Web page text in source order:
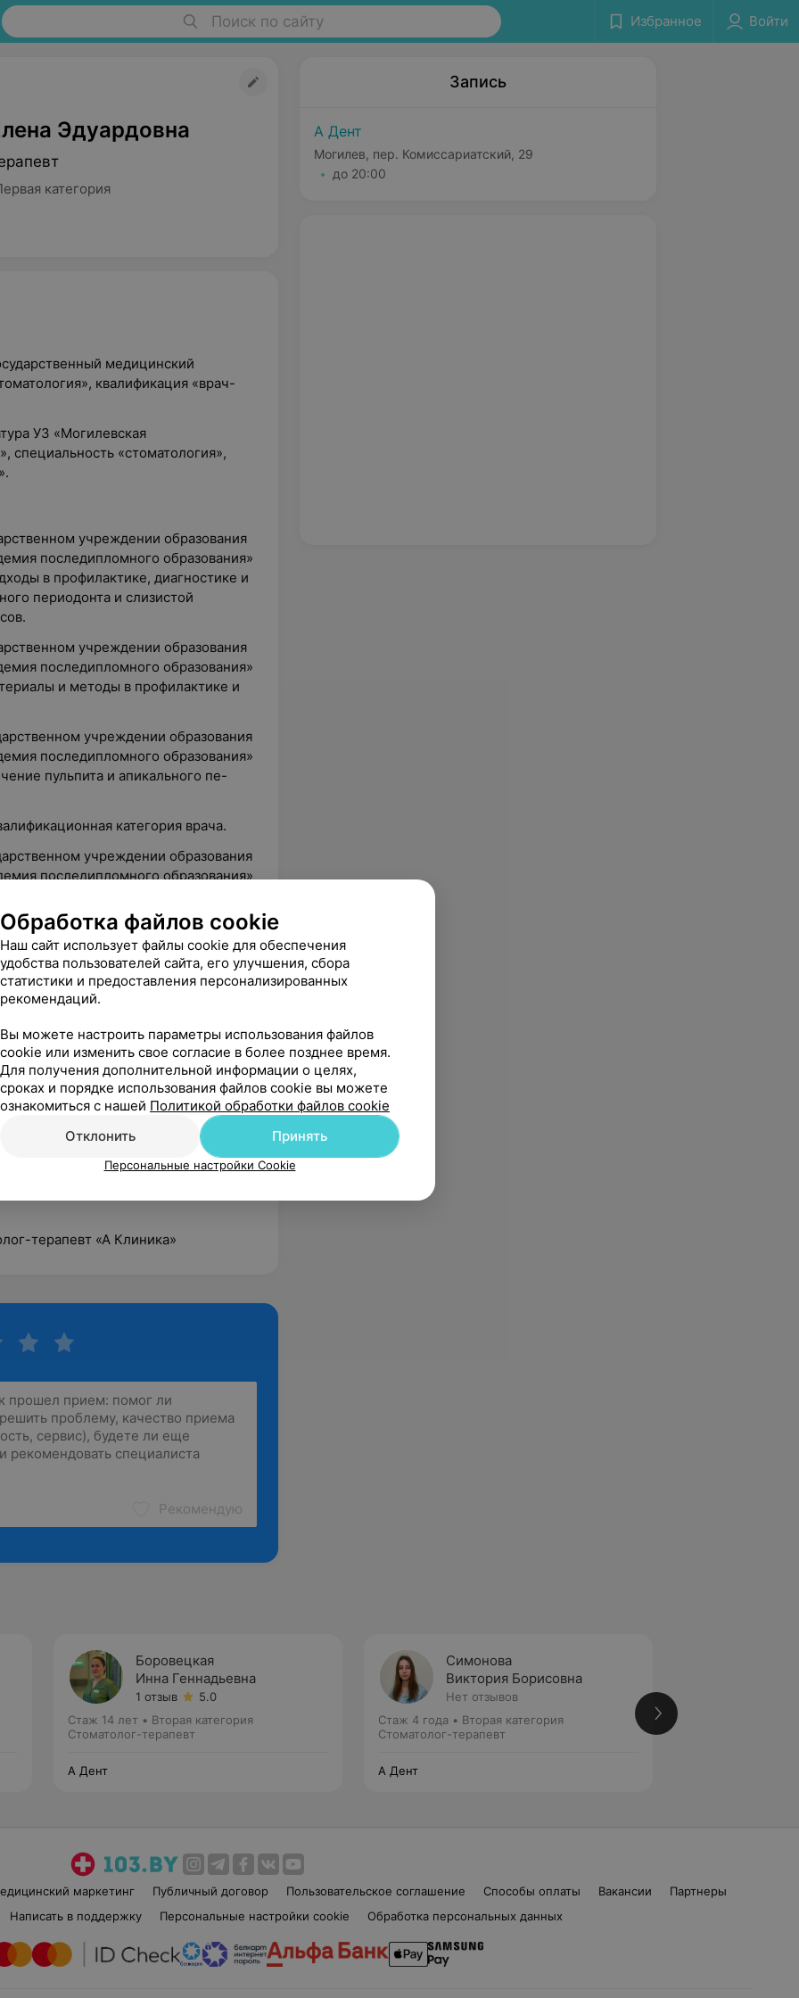
Поиск по сайту Избранное Войти
Эдуардовна
категория
медицинский
квалификация «врач-
УЗ «Могилевская
специальность «стоматология»,
учреждении образования
последипломного образования»
в профилактике, диагностике и
периодонта и слизистой
учреждении образования
последипломного образования»
и методы в профилактике и
учреждении образования
последипломного образования»
пульпита и апикального пе-
категория врача.
учреждении образования
последипломного образования»
современной эндодонтии», 80 уч.
повышения квалификации и
нения учреждения образования
университет» по
с применением КЛКТ и
поликлиника № 2» г.
терапевт
Классик» г. Могилев,
поликлиника № 6», должность:
терапевт «А Клиника»
Рекомендую
Запись
А Дент
Могилев, пер. Комиссариатский, 29
до 20:00
Боровецкая
Инна Геннадьевна
1 отзыв
5.0
Стаж 14 лет • Вторая категория
Стоматолог-терапевт
А Дент
Симонова
Виктория Борисовна
Нет отзывов
Стаж 4 года • Вторая категория
Стоматолог-терапевт
А Дент
маркетинг Публичный договор Пользовательское соглашение Способы оплаты Вакансии
Партнеры
Написать в поддержку Персональные настройки cookie Обработка персональных данных
Обработка файлов cookie
Наш сайт использует файлы cookie для обеспечения
удобства пользователей сайта, его улучшения, сбора
статистики и предоставления персонализированных
рекомендаций.
Вы можете настроить параметры использования файлов
cookie или изменить свое согласие в более позднее время.
Для получения дополнительной информации о целях,
сроках и порядке использования файлов cookie вы можете
ознакомиться с нашей Политикой обработки файлов cookie
Отклонить
Принять
Персональные настройки Cookie